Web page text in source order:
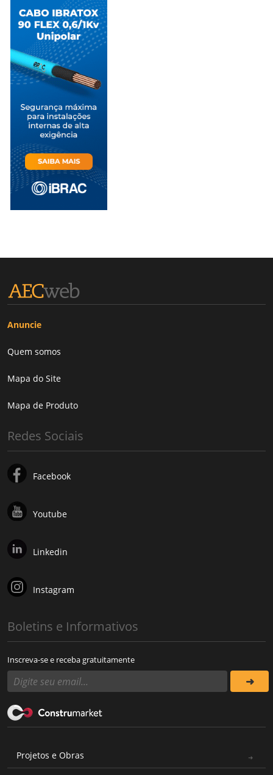
Anuncie
Quem somos
Mapa do Site
Mapa de Produto
Redes Sociais
Facebook
Youtube
Linkedin
Instagram
Boletins e Informativos
Inscreva-se e receba gratuitamente
Projetos e Obras